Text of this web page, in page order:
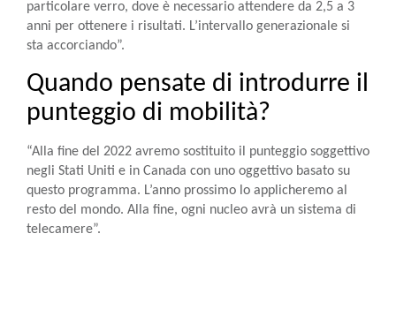
particolare verro, dove è necessario attendere da 2,5 a 3
anni per ottenere i risultati. L’intervallo generazionale si
sta accorciando”.
Quando pensate di introdurre il
punteggio di mobilità?
“Alla fine del 2022 avremo sostituito il punteggio soggettivo
negli Stati Uniti e in Canada con uno oggettivo basato su
questo programma. L’anno prossimo lo applicheremo al
resto del mondo. Alla fine, ogni nucleo avrà un sistema di
telecamere”.